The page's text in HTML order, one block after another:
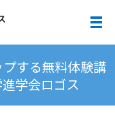
メ
する無料体験講
学会ロゴス